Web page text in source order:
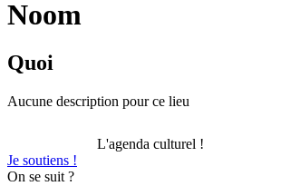
Noom
Quoi
Aucune description pour ce lieu
L'agenda culturel !
Je soutiens !
On se suit ?